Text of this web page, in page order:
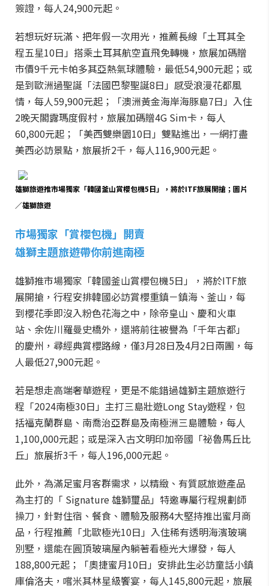
簽證，每人24,900元起。
若想玩好玩滿、把年假一次用光，推薦長線「土耳其全
程五星10日」搭乘土耳其航空直飛免轉機，旅展加碼贈
市價9千元卡帕多其亞熱氣球體驗，最低54,900元起；或
是到歐洲過聖誕「法國巴黎聖誕8日」感受浪漫花都風
情，每人59,900元起；「澳洲黃金海岸海豚島7日」入住
2晚天閣露瑪度假村，旅展加碼贈4G Sim卡，每人
60,800元起；「美西雙樂園10日」雙點進出，一網打盡
美西必訪景點，旅展折2千，每人116,900元起。
雄獅旅遊推市場獨家「韓國釜山賞櫻包機5日」，將於ITF旅展開搶；圖片
／雄獅旅遊
市場獨家「賞櫻包機」開賣
雄獅主題旅遊帶你前進南極
雄獅推市場獨家「韓國釜山賞櫻包機5日」，將於ITF旅
展開搶，行程安排韓國必訪賞櫻重鎮－鎮海、釜山，每
到櫻花季即沒入粉色花海之中，除帝皇山、慶和火車
站、余佐川羅曼史橋外，還將前往被譽為「千年古都」
的慶州，尋經典賞櫻路線，僅3月28日及4月2日兩團，每
人最低27,900元起。
若是想走高端奢華遊程，更是不能錯過雄獅主題旅遊行
程「2024南極30日」主打三島壯遊Long Stay遊程，包
括福克蘭群島、南喬治亞群島及南極洲三島體驗，每人
1,100,000元起；或是深入古文明印加帝國「祕魯馬丘比
丘」旅展折3千，每人196,000元起。
此外，為滿足蜜月客群需求，以精緻、有質感旅遊產品
為主打的「 Signature 雄獅璽品」特邀專屬行程規劃師
操刀，針對住宿、餐食、體驗及服務4大堅持推出蜜月商
品，行程推薦「北歐極光10日」入住稀有透明海濱玻璃
別墅，還能在圓頂玻璃屋內躺著看極光大爆發，每人
188,800元起；「奧捷蜜月10日」安排此生必訪童話小鎮
庫倫洛夫，嚐米其林星級饗宴，每人145,800元起，旅展